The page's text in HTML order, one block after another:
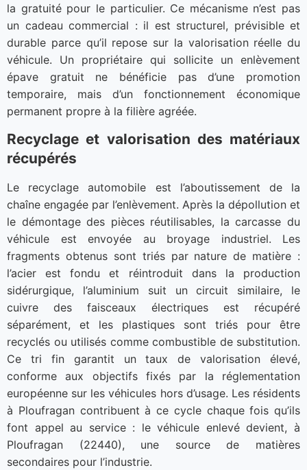
la gratuité pour le particulier. Ce mécanisme n’est pas
un cadeau commercial : il est structurel, prévisible et
durable parce qu’il repose sur la valorisation réelle du
véhicule. Un propriétaire qui sollicite un enlèvement
épave gratuit ne bénéficie pas d’une promotion
temporaire, mais d’un fonctionnement économique
permanent propre à la filière agréée.
Recyclage et valorisation des matériaux
récupérés
Le recyclage automobile est l’aboutissement de la
chaîne engagée par l’enlèvement. Après la dépollution et
le démontage des pièces réutilisables, la carcasse du
véhicule est envoyée au broyage industriel. Les
fragments obtenus sont triés par nature de matière :
l’acier est fondu et réintroduit dans la production
sidérurgique, l’aluminium suit un circuit similaire, le
cuivre des faisceaux électriques est récupéré
séparément, et les plastiques sont triés pour être
recyclés ou utilisés comme combustible de substitution.
Ce tri fin garantit un taux de valorisation élevé,
conforme aux objectifs fixés par la réglementation
européenne sur les véhicules hors d’usage. Les résidents
à Ploufragan contribuent à ce cycle chaque fois qu’ils
font appel au service : le véhicule enlevé devient, à
Ploufragan (22440), une source de matières
secondaires pour l’industrie.